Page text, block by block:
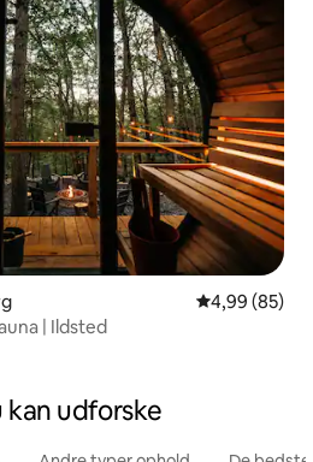
4,99 ud af 5 i
4,99 (85)
| Ildsted
kan udforske